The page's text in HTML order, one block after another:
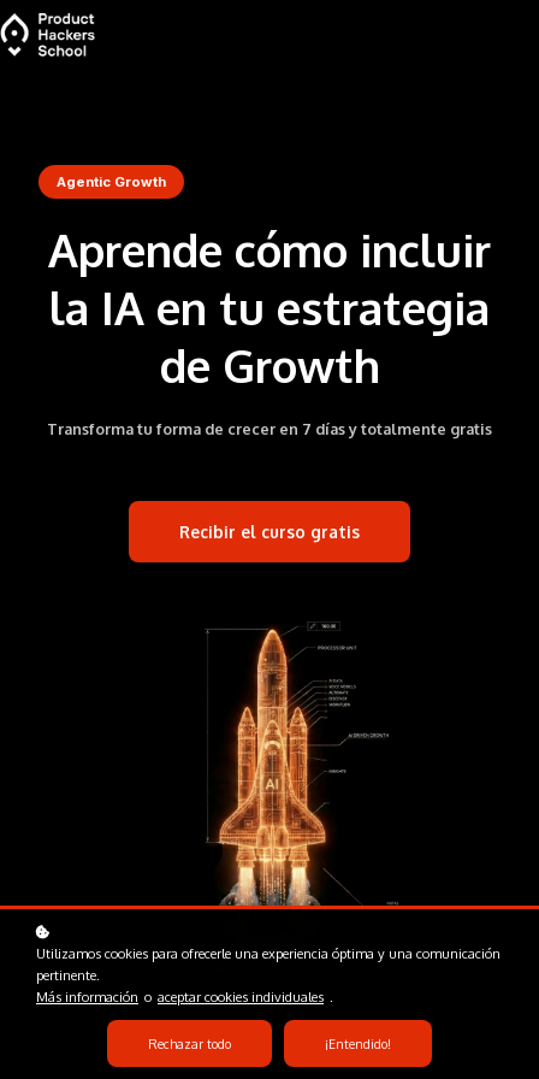
Agentic Growth
Aprende cómo incluir
la IA en tu estrategia
de Growth
Transforma tu forma de crecer en 7 días y totalmente gratis
Recibir el curso gratis
Utilizamos cookies para ofrecerle una experiencia óptima y una comunicación
pertinente.
Más información o aceptar cookies individuales .
Rechazar todo ¡Entendido!